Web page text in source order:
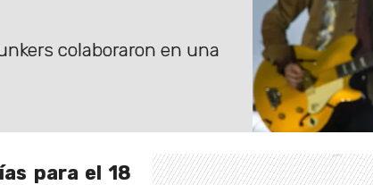
colaboraron en una
para el 18